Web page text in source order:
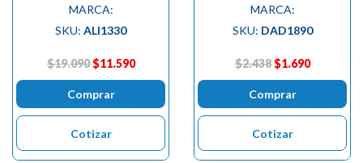
MARCA:
SKU: ALI1330
$19.090 $11.590
Comprar
Cotizar
MARCA:
SKU: DAD1890
$2.438 $1.690
Comprar
Cotizar